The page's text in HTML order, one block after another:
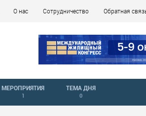
О нас Сотрудничество Обратная
МЕРОПРИЯТИЯ
1
ТЕМА ДНЯ
0